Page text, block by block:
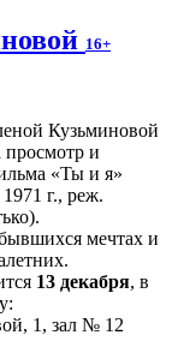
16+
Кузьминовой
просмотр и
«Ты и я»
г., реж.
мечтах и
13 декабря, в
1, зал № 12